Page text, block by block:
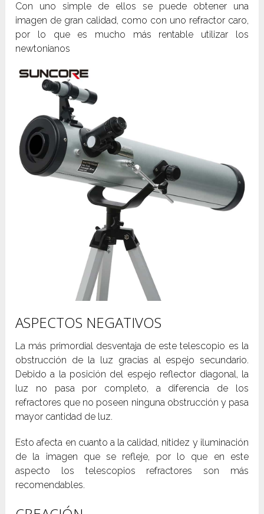
Con uno simple de ellos se puede obtener una
imagen de gran calidad, como con uno refractor caro,
por lo que es mucho más rentable utilizar los
newtonianos
ASPECTOS NEGATIVOS
La más primordial desventaja de este telescopio es la
obstrucción de la luz gracias al espejo secundario.
Debido a la posición del espejo reflector diagonal, la
luz no pasa por completo, a diferencia de los
refractores que no poseen ninguna obstrucción y pasa
mayor cantidad de luz.
Esto afecta en cuanto a la calidad, nitidez y iluminación
de la imagen que se refleje, por lo que en este
aspecto los telescopios refractores son más
recomendables.